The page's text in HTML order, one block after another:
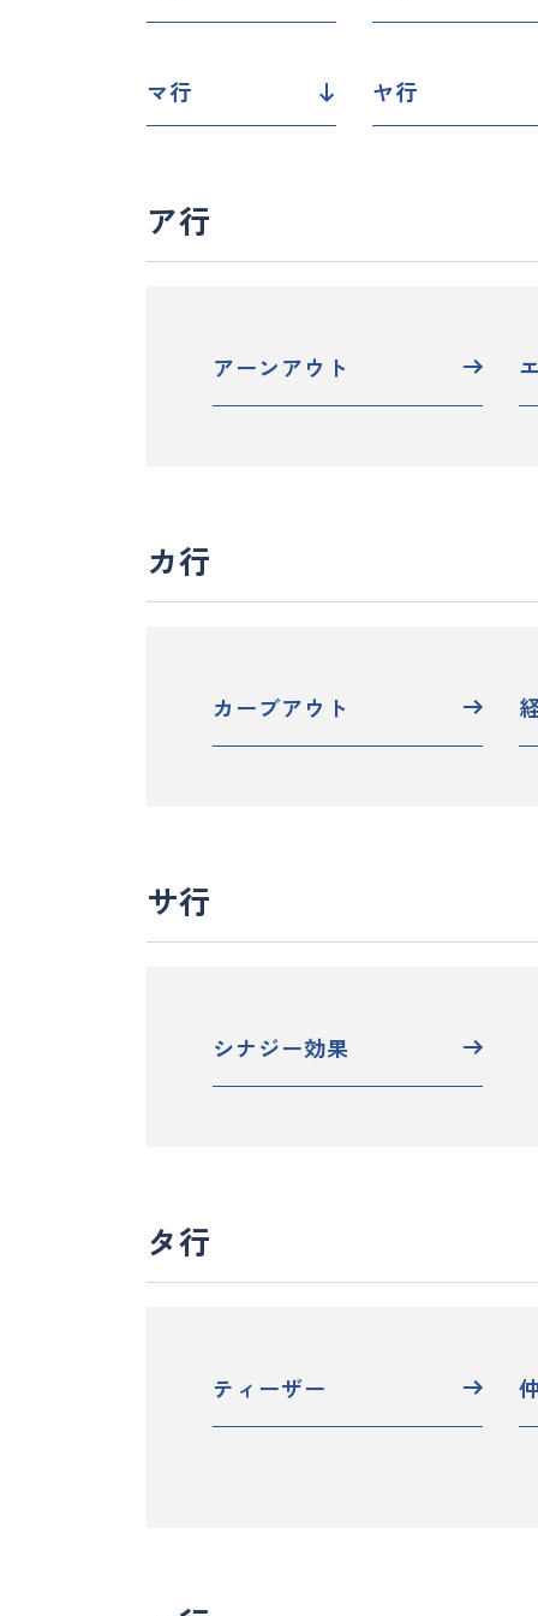
マ行 ヤ行
ア行
アーンアウト
カ行
カーブアウト
サ行
シナジー効果
タ行
ティーザー